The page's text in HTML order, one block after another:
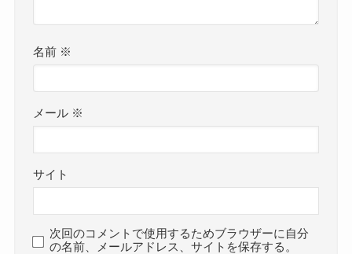
名前 ※
メール ※
サイト
次回のコメントで使用するためブラウザーに自分
の名前、メールアドレス、サイトを保存する。